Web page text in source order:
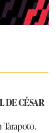
DE CÉSAR
Tarapoto.